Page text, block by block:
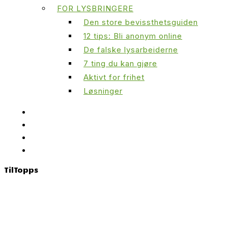
FOR LYSBRINGERE
Den store bevissthetsguiden
12 tips: Bli anonym online
De falske lysarbeiderne
7 ting du kan gjøre
Aktivt for frihet
Løsninger
TilTopps